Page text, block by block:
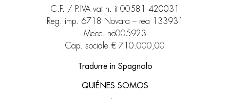
C.F. / P.IVA vat n. it 00581 420031
Reg. imp. 6718 Novara – rea 133931
Mecc. no005923
Cap. sociale € 710.000,00
Tradurre in Spagnolo
QUIÉNES SOMOS